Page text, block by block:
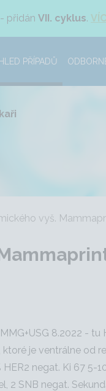
přidán VII. cyklus.
PŘÍPADŮ
vyš.
8.2022 -
je ventrálne od
negat. Ki 67 5-
2 SNB negat.